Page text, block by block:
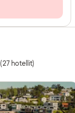
(27 hotellit)